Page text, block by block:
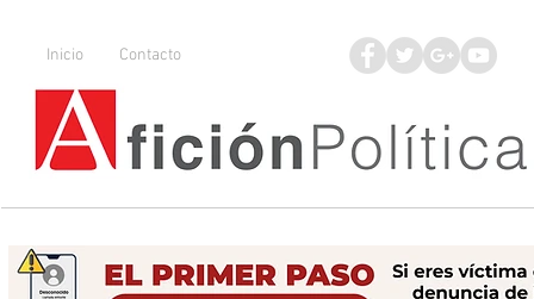
Inicio Contacto